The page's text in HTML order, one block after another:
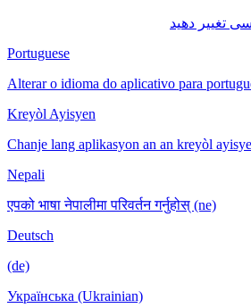
Portuguese
Alterar o idioma do aplicativo para
Kreyòl Ayisyen
Chanje lang aplikasyon an an kreyòl
Nepali
एपको भाषा नेपालीमा परिवर्तन गर्नुहोस् (ne)
Deutsch
(de)
Українська (Ukrainian)